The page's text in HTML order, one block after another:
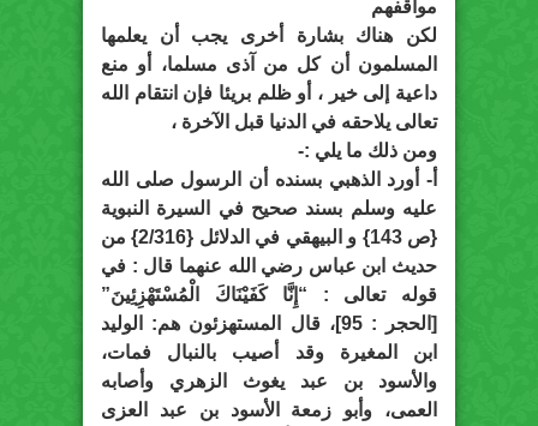
مواقفهم
لكن هناك بشارة أخرى يجب أن يعلمها
المسلمون أن كل من آذى مسلما، أو منع
داعية إلى خير ، أو ظلم بريئا فإن انتقام الله
تعالى يلاحقه في الدنيا قبل الآخرة ،
ومن ذلك ما يلي :-
‌أ- أورد الذهبي بسنده أن الرسول صلى الله
عليه وسلم بسند صحيح في السيرة النبوية
{ص 143} و البيهقي في الدلائل {2/316} من
حديث ابن عباس رضي الله عنهما قال : في
قوله تعالى : “إِنَّا كَفَيْنَاكَ الْمُسْتَهْزِئِينَ”
[الحجر : 95]، قال المستهزئون هم: الوليد
ابن المغيرة وقد أصيب بالنبال فمات،
والأسود بن عبد يغوث الزهري وأصابه
العمى، وأبو زمعة الأسود بن عبد العزى